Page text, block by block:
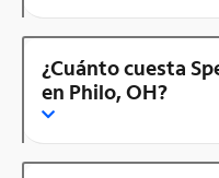
¿Cuánto cuesta
en Philo, OH?